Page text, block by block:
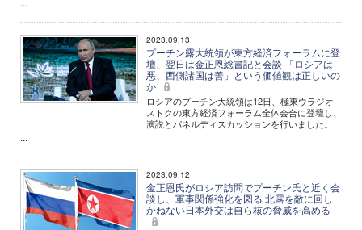
2023.09.13
プーチン露大統領が東方経済フォーラムに登
壇、翌日は金正恩総書記と会談 「ロシアは
悪、西側諸国は善」という価値観は正しいの
か
ロシアのプーチン大統領は12日、極東ウラジオ
ストクの東方経済フォーラム全体会合に登壇し、
演説とパネルディスカッションを行いました。
...
2023.09.12
金正恩氏がロシア訪問でプーチン氏と近く会
談し、軍事関係強化を図る 北露を敵に回し
かねない日本外交は自ら核の脅威を高める